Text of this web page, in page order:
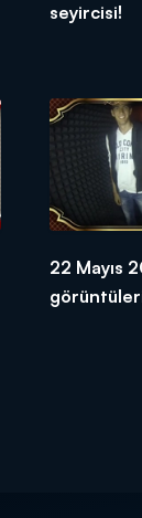
seyircisi!
22 Mayıs